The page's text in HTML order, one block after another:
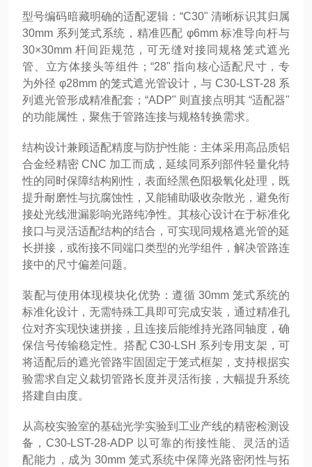
型号编码暗藏明确的适配逻辑：“C30" 清晰标识其归属
30mm 系列笼式系统，精准匹配 φ6mm 标准导向杆与
30×30mm 杆间距规范，可无缝对接同规格笼式遮光
管、立方体接头等组件；“28" 指向核心适配尺寸，专
为外径 φ28mm 的笼式遮光管设计，与 C30-LST-28 系
列遮光管形成精准配套；“ADP" 则直接点明其 “适配器"
的功能属性，聚焦于管路连接与规格转换需求。
结构设计兼顾适配精度与防护性能：主体采用高品质铝
合金经精密 CNC 加工而成，延续同系列部件轻量化特
性的同时保障结构刚性，表面经黑色阳极氧化处理，既
提升耐磨性与抗腐蚀性，又能辅助吸收杂散光，避免衔
接处光线泄漏影响光路纯净性。其核心设计在于标准化
接口与灵活适配结构的结合，可实现同规格遮光管的延
长拼接，或衔接不同端口类型的光学组件，解决管路连
接中的尺寸偏差问题。
装配与使用体现模块化优势：遵循 30mm 笼式系统的
标准化设计，无需特殊工具即可完成安装，通过精准孔
位对齐实现快速拼接，且连接后能维持光路同轴度，确
保信号传输稳定性。搭配 C30-LSH 系列专用支架，可
将适配后的遮光管路牢固固定于笼式框架，支持根据实
验需求自定义裁切管路长度并灵活衔接，大幅提升系统
搭建自由度。
从高校实验室的基础光学实验到工业产线的精密检测设
备，C30-LST-28-ADP 以可靠的衔接性能、灵活的适
配能力，成为 30mm 笼式系统中保障光路密闭性与拓